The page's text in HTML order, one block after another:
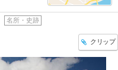
名所・史跡
クリップ